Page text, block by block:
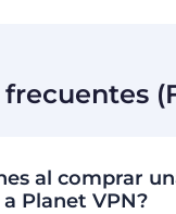
al comprar
Planet VPN?